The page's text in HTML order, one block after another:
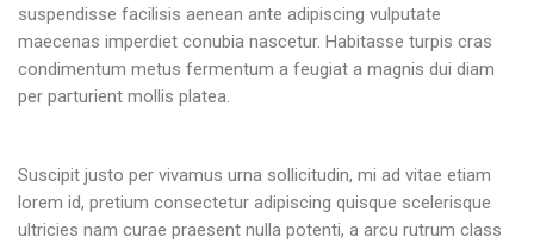
suspendisse facilisis aenean ante adipiscing vulputate
maecenas imperdiet conubia nascetur. Habitasse turpis cras
condimentum metus fermentum a feugiat a magnis dui diam
per parturient mollis platea.
Suscipit justo per vivamus urna sollicitudin, mi ad vitae etiam
lorem id, pretium consectetur adipiscing quisque scelerisque
ultricies nam curae praesent nulla potenti, a arcu rutrum class